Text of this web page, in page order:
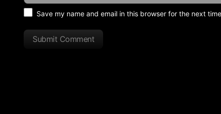
Save my name and email in this browser for the next
Submit Comment